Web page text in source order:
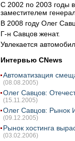
С 2002 по 2003 годы
заместителем
В 2008 году Олег
Г-н Савцов женат.
Увлекается
Интервью CNews
Автоматизация
(08.08.2005)
Олег Савцов:
(15.11.2005)
Олег Савцов: Рынок
(09.12.2005)
Рынок хостинга
(03.02.2006)